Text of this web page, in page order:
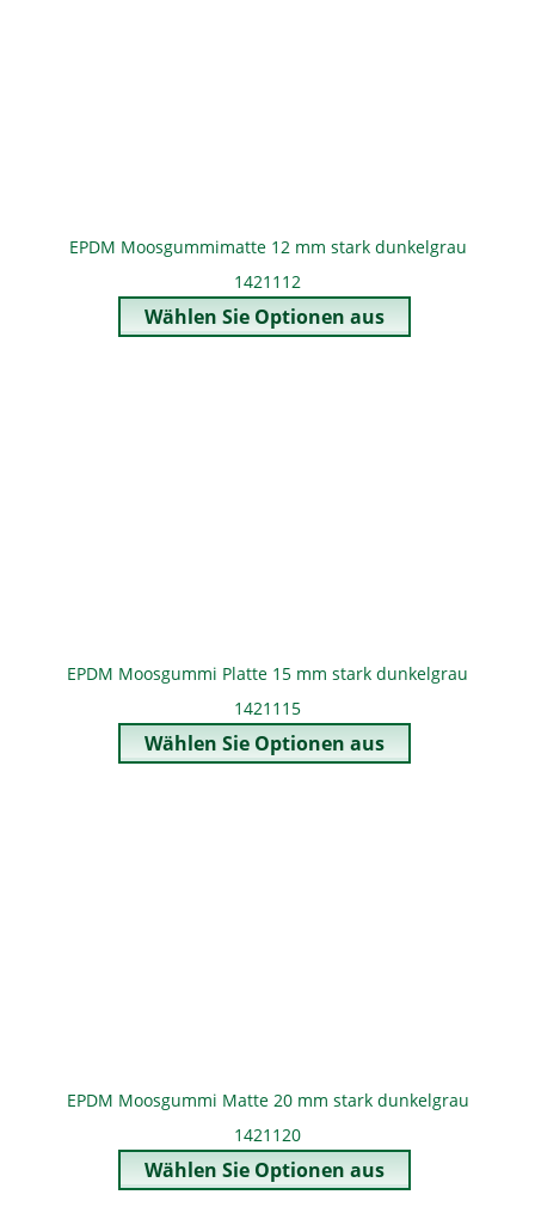
EPDM Moosgummimatte 12 mm stark dunkelgrau
1421112
EPDM Moosgummi Platte 15 mm stark dunkelgrau
1421115
EPDM Moosgummi Matte 20 mm stark dunkelgrau
1421120